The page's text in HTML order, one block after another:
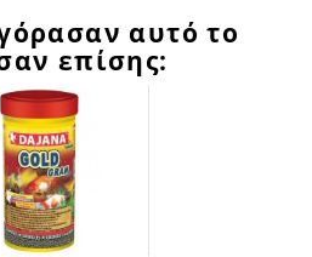
αυτό το
επίσης: